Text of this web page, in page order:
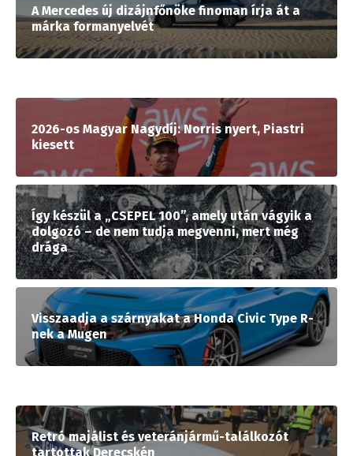
A Mercedes új dizájnfőnöke finoman írja át a
márka formanyelvét
2026-os Magyar Nagydíj: Norris nyert, Piastri
kiesett
Így készül a „CSEPEL 100”, amely után vágyik a
dolgozó – de nem tudja megvenni, mert még
drága
Visszaadja a szárnyakat a Honda Civic Type R-
nek a Mugen
Retró majálist és veteránjármű-találkozót
tartottak Derecskén